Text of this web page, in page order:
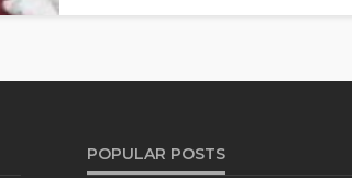
POPULAR POSTS